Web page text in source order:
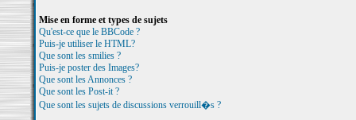
Mise en forme et types de sujets
Qu'est-ce que le BBCode ?
Puis-je utiliser le HTML?
Que sont les smilies ?
Puis-je poster des Images?
Que sont les Annonces ?
Que sont les Post-it ?
Que sont les sujets de discussions verrouill�s ?